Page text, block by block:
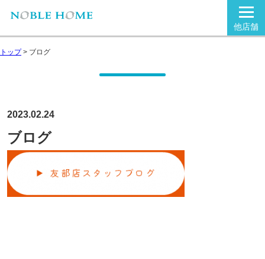
他店舗
トップ> ブログ
2023.02.24
ブログ